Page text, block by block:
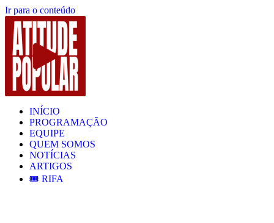
Ir para o conteúdo
INÍCIO
PROGRAMAÇÃO
EQUIPE
QUEM SOMOS
NOTÍCIAS
ARTIGOS
🎟️ RIFA